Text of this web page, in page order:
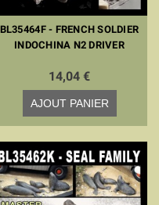
BL35464F - FRENCH SOLDIER
INDOCHINA N2 DRIVER
14,04 €
AJOUT PANIER